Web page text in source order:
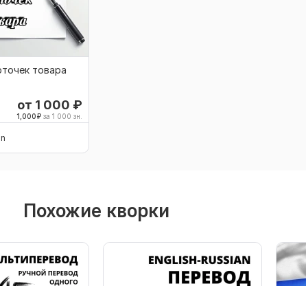
товара
от 1 000 ₽
1,000₽ за 1 000 зн.
Похожие кворки